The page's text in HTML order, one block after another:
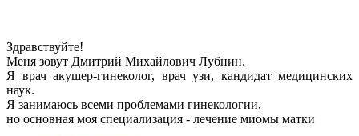
Здравствуйте!
Меня зовут Дмитрий Михайлович Лубнин.
Я врач акушер-гинеколог, врач узи, кандидат медицинских
наук.
Я занимаюсь всеми проблемами гинекологии,
но основная моя специализация - лечение миомы матки